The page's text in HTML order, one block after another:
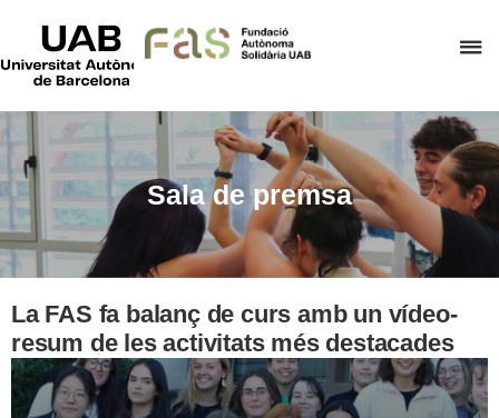
el
Sala de premsa
La FAS fa balanç de curs amb un vídeo-
resum de les activitats més destacades